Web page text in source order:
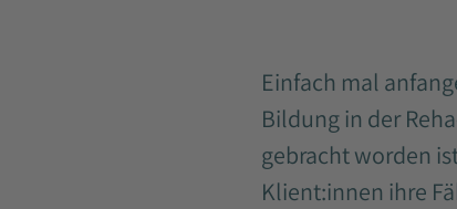
Einfach mal
Bildung in der
gebracht worden
Klient:innen ihre